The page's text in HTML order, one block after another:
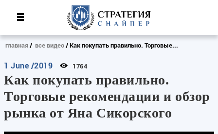
главная все видео Как покупать правильно. Торговые...
1 June /2019 1764
Как покупать правильно.
Торговые рекомендации и обзор
рынка от Яна Сикорского